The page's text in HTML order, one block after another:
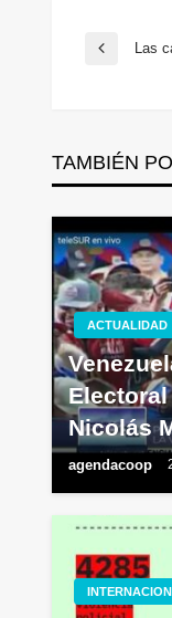
Entrada
Las
TAMBIÉN
ACTUALIDAD
Nicolás
agendacoop